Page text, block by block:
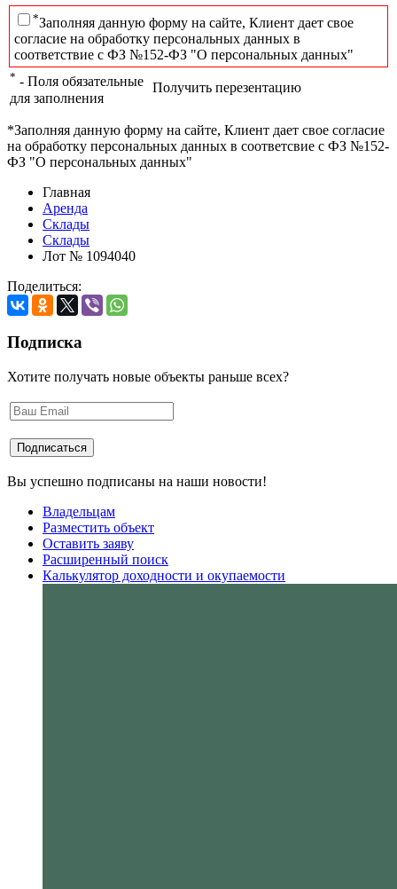
*Заполняя данную форму на сайте, Клиент дает свое
согласие на обработку персональных данных в
соответствие с ФЗ №152-ФЗ "О персональных данных"
* - Поля обязательные
для заполнения
Получить перезентацию
*Заполняя данную форму на сайте, Клиент дает свое согласие
на обработку персональных данных в соответсвие с ФЗ №152-
ФЗ "О персональных данных"
Главная
Аренда
Склады
Склады
Лот № 1094040
Поделиться:
Подписка
Хотите получать новые объекты раньше всех?
Вы успешно подписаны на наши новости!
Владельцам
Разместить объект
Оставить заяву
Расширенный поиск
Калькулятор доходности и окупаемости